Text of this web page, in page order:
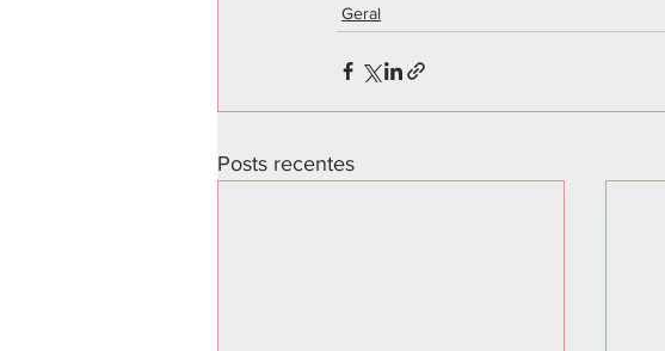
Geral
Posts recentes